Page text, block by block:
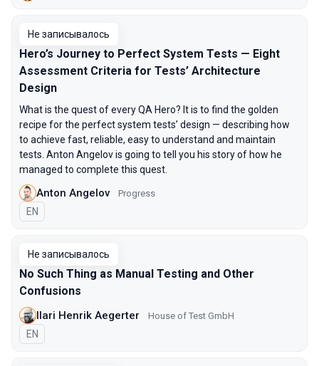
Не записывалось
Hero’s Journey to Perfect System Tests — Eight
Assessment Criteria for Tests’ Architecture
Design
What is the quest of every QA Hero? It is to find the golden
recipe for the perfect system tests’ design — describing how
to achieve fast, reliable, easy to understand and maintain
tests. Anton Angelov is going to tell you his story of how he
managed to complete this quest.
Anton Angelov Progress
На английском языке
EN
Не записывалось
No Such Thing as Manual Testing and Other
Confusions
Ilari Henrik Aegerter House of Test GmbH
На английском языке
EN